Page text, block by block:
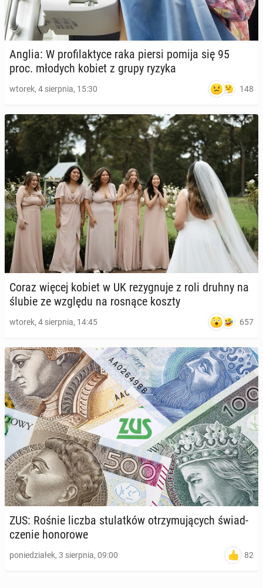
Anglia: W pro­fi­lak­ty­ce raka piersi pomija się 95
proc. młodych kobiet z grupy ryzyka
wtorek, 4 sierpnia, 15:30 148
Coraz więcej kobiet w UK re­zy­gnu­je z roli druhny na
ślubie ze względu na rosnące koszty
wtorek, 4 sierpnia, 14:45 657
ZUS: Rośnie liczba stu­lat­ków otrzy­mu­ją­cych świad­
cze­nie ho­no­ro­we
poniedziałek, 3 sierpnia, 09:00 82